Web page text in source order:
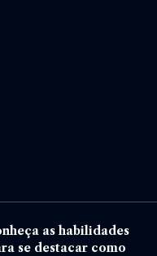
as habilidades
se destacar como